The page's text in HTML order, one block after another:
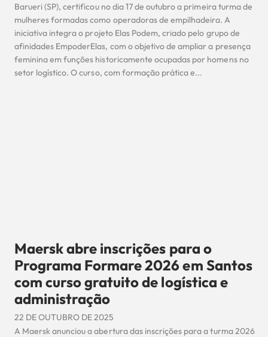
Barueri (SP), certificou no dia 17 de outubro a primeira turma de
mulheres formadas como operadoras de empilhadeira. A
iniciativa integra o projeto Elas Podem, criado pelo grupo de
afinidades EmpoderElas, com o objetivo de ampliar a presença
feminina em funções historicamente ocupadas por homens no
setor logístico. O curso, com formação prática e...
Maersk abre inscrições para o
Programa Formare 2026 em Santos
com curso gratuito de logística e
administração
22 DE OUTUBRO DE 2025
A Maersk anunciou a abertura das inscrições para a turma 2026